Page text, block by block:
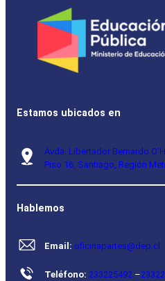
Estamos ubicados en
Avda. Libertador Bernardo
Piso 16, Santiago, Región
Hablemos
Email: oficinapartes@dep.cl
Teléfono: 233225492 –